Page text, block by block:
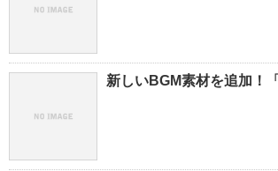
新しいBGM素材を追加！